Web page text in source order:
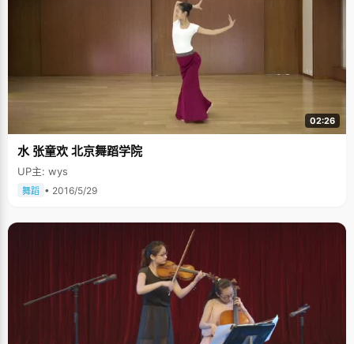
常鼓励我要考清华大学，我也跟别人说自己长大了要考清华，其实我根本不
知道清华是什么&quot;。大一点了，曹飞终于理解了清华的含义，清华不仅
仅是全国最好的学校，更是父母的一个希望，一个寄托。没有优越的生活条
件，没有广阔的脉络关系，要改变这个贫寒的家，只有靠曹飞的勤奋和努
力。 尽管最后没有选择清华，但考了状元让曹飞的爸爸妈妈感到无比的激动
和骄傲，北大，在父母的眼中是陌生的，但这是一个状元的选择，跟清华有
着相同的意义。 曹飞说，自己对未来的理想没有太明确的目标，现在只想好
好将自己喜欢的数学学好，希望以后能够有份稳定的工作，有份不错的收
入，改善自己的家庭情况，让父母生活得幸福一些。 站在北大校园里，曹飞
单薄的身形显得有些弱不禁风，但是他眼中透露出来的是对未来无比的执着
和坚定，他腼腆的笑着，率真的说着，以后的路也会踏实努力的走着
&hellip;&hellip;
02:26
水 张童欢 北京舞蹈学院
UP主: wys
舞蹈 • 2016/5/29